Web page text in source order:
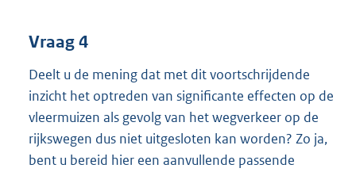
Vraag 4
Deelt u de mening dat met dit voortschrijdende
inzicht het optreden van significante effecten op de
vleermuizen als gevolg van het wegverkeer op de
rijkswegen dus niet uitgesloten kan worden? Zo ja,
bent u bereid hier een aanvullende passende